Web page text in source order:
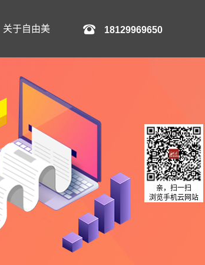
关于自由美 18129969650
亲，扫一扫
浏览手机云网站